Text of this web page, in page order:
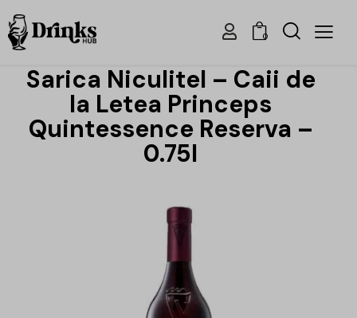
0
Sarica Niculitel – Caii de
la Letea Princeps
Quintessence Reserva –
0.75l